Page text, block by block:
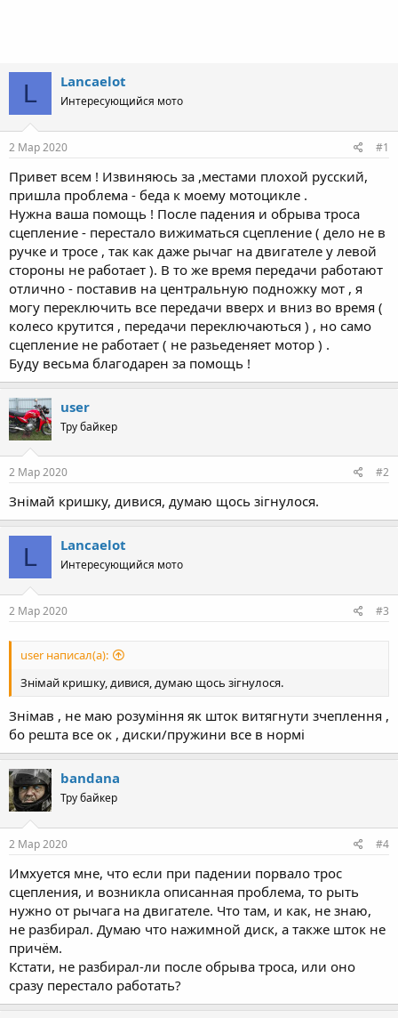
L Lancaelot
Интересующийся мото
2 Мар 2020 #1
Привет всем ! Извиняюсь за ,местами плохой русский,
пришла проблема - беда к моему мотоцикле .
Нужна ваша помощь ! После падения и обрыва троса
сцепление - перестало вижиматься сцепление ( дело не в
ручке и тросе , так как даже рычаг на двигателе у левой
стороны не работает ). В то же время передачи работают
отлично - поставив на центральную подножку мот , я
могу переключить все передачи вверх и вниз во время (
колесо крутится , передачи переключаються ) , но само
сцепление не работает ( не разьеденяет мотор ) .
Буду весьма благодарен за помощь !
user
Тру байкер
2 Мар 2020 #2
Знімай кришку, дивися, думаю щось зігнулося.
L Lancaelot
Интересующийся мото
2 Мар 2020 #3
user написал(а):
Знімай кришку, дивися, думаю щось зігнулося.
Знімав , не маю розуміння як шток витягнути зчеплення ,
бо решта все ок , диски/пружини все в нормі
bandana
Тру байкер
2 Мар 2020 #4
Имхуется мне, что если при падении порвало трос
сцепления, и возникла описанная проблема, то рыть
нужно от рычага на двигателе. Что там, и как, не знаю,
не разбирал. Думаю что нажимной диск, а также шток не
причём.
Кстати, не разбирал-ли после обрыва троса, или оно
сразу перестало работать?